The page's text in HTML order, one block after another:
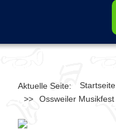
Aktuelle Seite: Startseite
>>
Ossweiler Musikfest